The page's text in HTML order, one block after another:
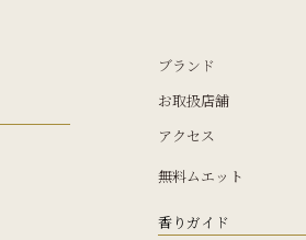
ブランド
お取扱店舗
アクセス
無料ムエット
香りガイド